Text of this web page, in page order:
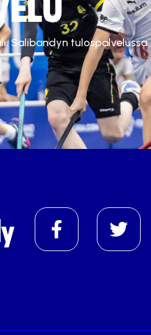
Salibandyn tulospalvelussa.